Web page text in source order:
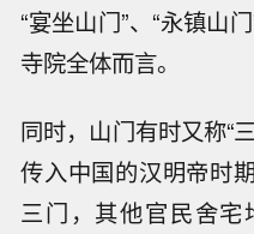
“宴坐山门”、“永镇山
寺院全体而言。
同时，山门有时又称“
传入中国的汉明帝时
三门，其他官民舍